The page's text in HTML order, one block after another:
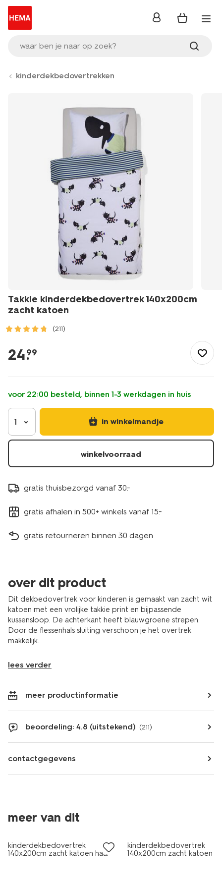
waar ben je naar op zoek?
inloggen
kinderdekbedovertrekken
Takkie kinderdekbedovertrek 140x200cm
zacht katoen
(211)
slapen/slapen/kinderbeddengoed/dekbedovertrekken/
kinderdekbedovertrek-
zacht-
katoen-
-5760099.html
24.
99
voor 22:00 besteld, binnen 1-3 werkdagen in huis
1 in winkelmandje
winkelvoorraad
gratis thuisbezorgd vanaf 30.-
gratis afhalen in 500+ winkels vanaf 15.-
gratis retourneren binnen 30 dagen
over dit product
Dit dekbedovertrek voor kinderen is gemaakt van zacht wit
katoen met een vrolijke takkie print en bijpassende
kussensloop. De achterkant heeft blauwgroene strepen.
Door de flessenhals sluiting verschoon je het overtrek
makkelijk.
lees verder
meer productinformatie
beoordeling: 4.8 (uitstekend) (211)
contactgegevens
meer van dit
kinderdekbedovertrek
140x200cm zacht katoen haai
kinderdekbedovertrek
140x200cm zacht katoen